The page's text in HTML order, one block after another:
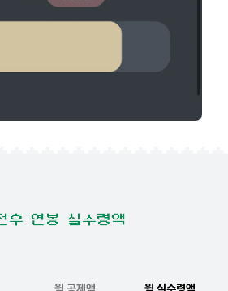
후 연봉 실수령액